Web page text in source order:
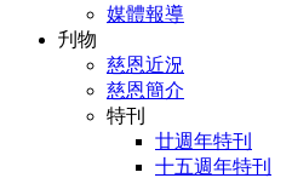
媒體報導
刋物
慈恩近況
慈恩簡介
特刊
廿週年特刊
十五週年特刊